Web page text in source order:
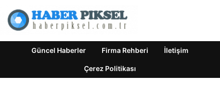
Güncel Haberler Firma Rehberi İletişim
Çerez Politikası